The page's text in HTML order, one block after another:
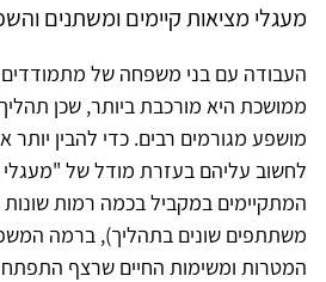
מעגלי מציאות קיימים ומשתנים
העבודה עם בני משפחה של
ממושכת היא מורכבת ביותר, שכן
מושפע מגורמים רבים. כדי להבין יותר
המתקיימים במקביל בכמה רמות
משתתפים שונים בתהליך), ברמה
המטרות ומשימות החיים שרצף